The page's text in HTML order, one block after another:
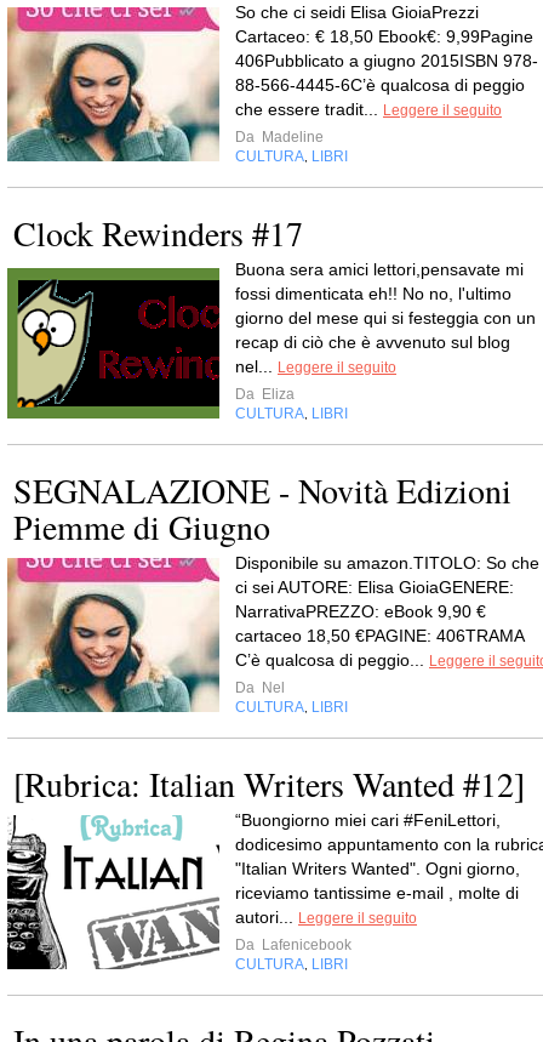
So che ci seidi Elisa GioiaPrezzi
Cartaceo: € 18,50 Ebook€: 9,99Pagine
406Pubblicato a giugno 2015ISBN 978-
88-566-4445-6C’è qualcosa di peggio
che essere tradit...
Leggere il seguito
Da Madeline
CULTURA LIBRI
Clock Rewinders #17
Buona sera amici lettori,pensavate mi
fossi dimenticata eh!! No no, l'ultimo
giorno del mese qui si festeggia con un
recap di ciò che è avvenuto sul blog
nel...
Leggere il seguito
Da Eliza
CULTURA LIBRI
SEGNALAZIONE - Novità Edizioni
Piemme di Giugno
Disponibile su amazon.TITOLO: So che
ci sei AUTORE: Elisa GioiaGENERE:
NarrativaPREZZO: eBook 9,90 €
cartaceo 18,50 €PAGINE: 406TRAMA
C’è qualcosa di peggio...
Leggere il
Da Nel
CULTURA LIBRI
[Rubrica: Italian Writers Wanted #12]
“Buongiorno miei cari #FeniLettori,
dodicesimo appuntamento con la
"Italian Writers Wanted". Ogni giorno,
riceviamo tantissime e-mail , molte di
autori...
Leggere il seguito
Da Lafenicebook
CULTURA LIBRI